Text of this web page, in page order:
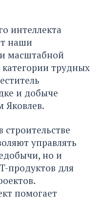
интеллекта
наши
масштабной
трудных
и добыче
Яковлев.
управлять
но и
продуктов для
помогает